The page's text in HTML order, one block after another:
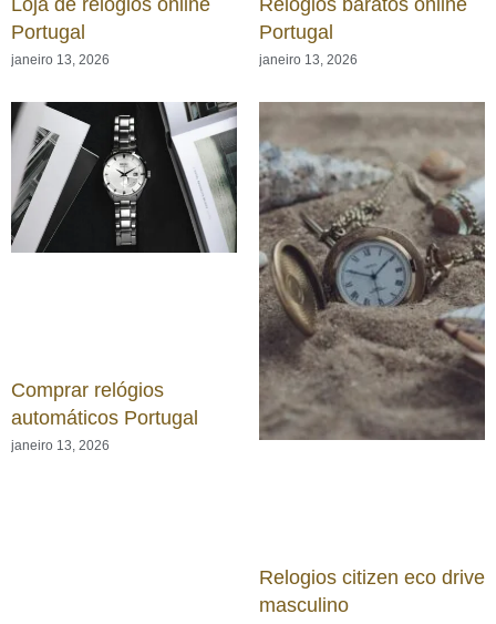
Loja de relógios online
Portugal
janeiro 13, 2026
Relógios baratos online
Portugal
janeiro 13, 2026
Comprar relógios
automáticos Portugal
janeiro 13, 2026
Relogios citizen eco drive
masculino